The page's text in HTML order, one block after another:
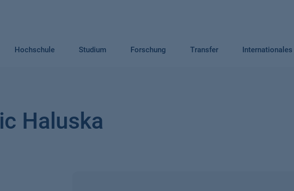
Hochschule Studium Forschung Transfer Internationales
Haluska